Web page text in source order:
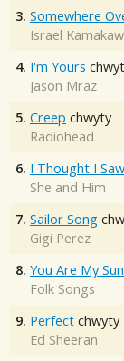
3. Somewhere
Israel
4. I'm Yours
Jason Mraz
5. Creep chwyty
Radiohead
6. I Thought I
She and Him
7. Sailor Song
Gigi Perez
8. You Are My
Folk Songs
9. Perfect chwyty
Ed Sheeran